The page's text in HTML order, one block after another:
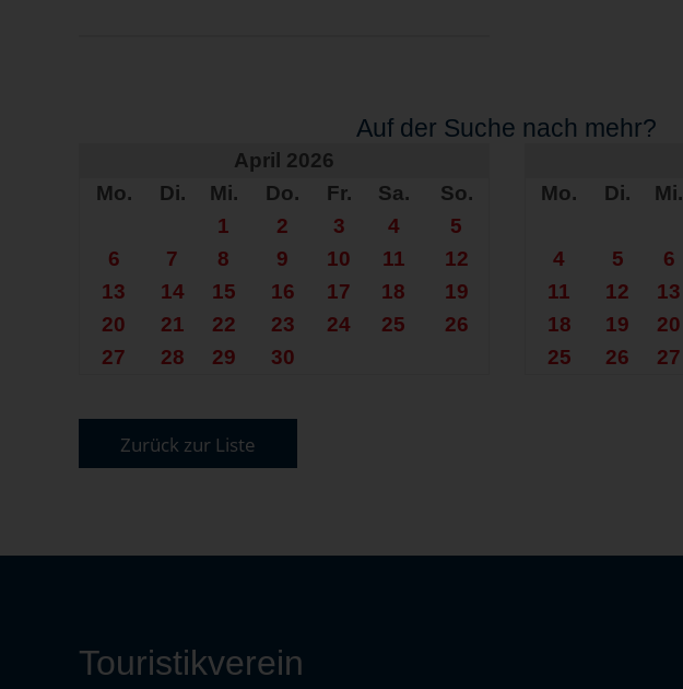
Auf der Suche nach mehr?
April 2026
Mo.
Di. Mi. Do. Fr. Sa.
So.
1
2 3 4
5
6
7 8 9 10 11
12
13
14 15 16 17 18
19
20
21 22 23 24 25
26
27
28 29 30
Mo.
Di. Mi.
4
5 6
11
12 13
18
19 20
25
26 27
Zurück zur Liste
Touristikverein